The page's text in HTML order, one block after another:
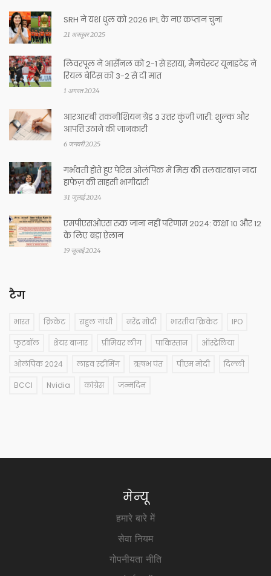
SRH ने यश धुल को 2026 IPL के नए कप्तान चुना
21 अक्तूबर 2025
लिवरपूल ने आर्सेनल को 2-1 से हराया, मैनचेस्टर यूनाइटेड ने
रियल बेटिस को 3-2 से दी मात
1 अगस्त 2024
आरआरबी तकनीशियन ग्रेड 3 उत्तर कुंजी जारी: शुल्क और
आपत्ति उठाने की जानकारी
6 जनवरी 2025
गर्भवती होते हुए पेरिस ओलंपिक में मिस्र की तलवारबाज़ नादा
हाफेज़ की साहसी भागीदारी
31 जुलाई 2024
एमपीएसओएस रुक जाना नहीं परिणाम 2024: कक्षा 10 और 12
के लिए बड़ा ऐलान
19 जुलाई 2024
टैग
भारत क्रिकेट राहुल गांधी नरेंद्र मोदी भारतीय क्रिकेट IPO
फुटबॉल शेयर बाजार प्रीमियर लीग पाकिस्तान ऑस्ट्रेलिया
ओलंपिक 2024 लाइव स्ट्रीमिंग ऋषभ पंत पीएम मोदी दिल्ली
BCCI Nvidia कांग्रेस जन्मदिन
मेन्यू
हमारे बारे में
सेवा नियम
गोपनीयता नीति